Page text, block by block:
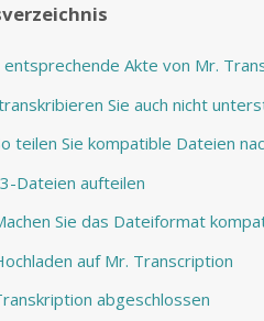
entsprechende Akte von Mr.
Sie auch nicht
teilen Sie kompatible Dateien
Dateien aufteilen
Sie das Dateiformat
auf Mr. Transcription
abgeschlossen